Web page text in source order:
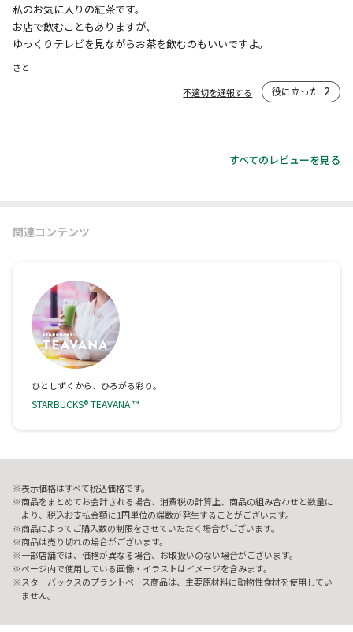
私のお気に入りの紅茶です。
お店で飲むこともありますが、
ゆっくりテレビを見ながらお茶を飲むのもいいですよ。
さと
不適切を通報する 役に立った 2
すべてのレビューを見る
関連コンテンツ
ひとしずくから、ひろがる彩り。
STARBUCKS® TEAVANA ™
表示価格はすべて税込価格です。
商品をまとめてお会計される場合、消費税の計算上、商品の組み合わせと数量に
より、税込お支払金額に1円単位の端数が発生することがございます。
商品によってご購入数の制限をさせていただく場合がございます。
商品は売り切れの場合がございます。
一部店舗では、価格が異なる場合、お取扱いのない場合がございます。
ページ内で使用している画像・イラストはイメージを含みます。
スターバックスのプラントベース商品は、主要原材料に動物性食材を使用してい
ません。